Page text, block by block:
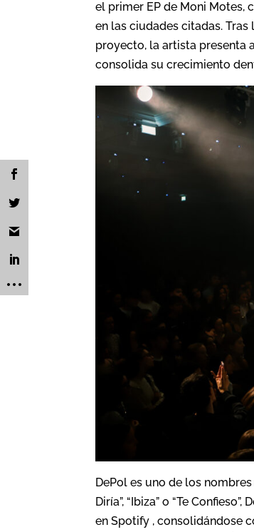
el primer EP de Moni Motes,
en las ciudades citadas. Tras
proyecto, la artista presenta
consolida su crecimiento
DePol es uno de los
Diría”, “Ibiza” o “Te
en Spotify , consolidándose